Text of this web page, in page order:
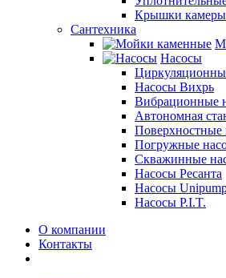
Крышки камеры
Сантехника
Насосы
Насосы Вихрь
Вибрационные
Автономная
Поверхностные
Погружные
Скважинные
Насосы Ресанта
Насосы
Насосы P.I.T.
О компании
Контакты